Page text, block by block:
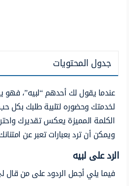
جدول المحتويات
عندما يقول لك أحدهم “لبيه”، فهو
لخدمتك وحضوره لتلبية طلبك بكل
الكلمة المميزة يعكس تقديرك
ويمكن أن ترد بعبارات تعبر عن
الرد على لبيه
فيما يلي أجمل الردود على من قال